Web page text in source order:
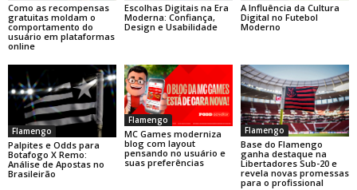
Como as recompensas
gratuitas moldam o
comportamento do
usuário em plataformas
online
Escolhas Digitais na Era
Moderna: Confiança,
Design e Usabilidade
A Influência da Cultura
Digital no Futebol
Moderno
Flamengo
Palpites e Odds para
Botafogo X Remo:
Análise de Apostas no
Brasileirão
Flamengo
MC Games moderniza
blog com layout
pensando no usuário e
suas preferências
Flamengo
Base do Flamengo
ganha destaque na
Libertadores Sub-20 e
revela novas promessas
para o profissional